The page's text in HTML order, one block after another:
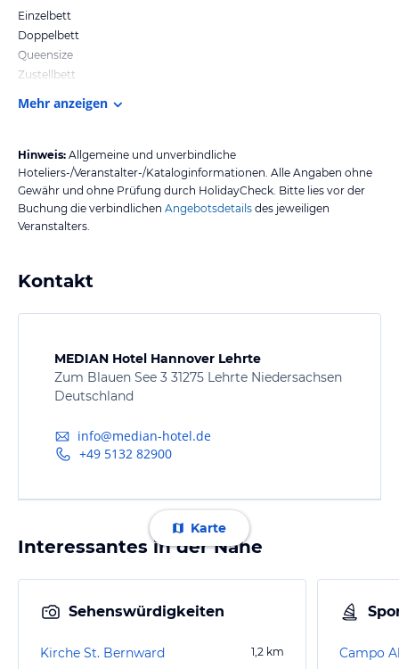
Einzelbett
Doppelbett
Queensize
Zustellbett
Mehr anzeigen
Hinweis: Allgemeine und unverbindliche
Hoteliers-/Veranstalter-/Kataloginformationen. Alle Angaben ohne
Gewähr und ohne Prüfung durch HolidayCheck. Bitte lies vor der
Buchung die verbindlichen Angebotsdetails des jeweiligen
Veranstalters.
Kontakt
MEDIAN Hotel Hannover Lehrte
Zum Blauen See 3 31275 Lehrte Niedersachsen
Deutschland
info@median-hotel.de
+49 5132 82900
Karte
Interessantes in der Nähe
Sehenswürdigkeiten
Kirche St. Bernward 1,2 km Campo